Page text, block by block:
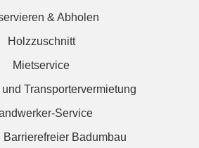
& Abholen
Holzzuschnitt
Mietservice
Transportervermietung
Service
Barrierefreier Badumbau